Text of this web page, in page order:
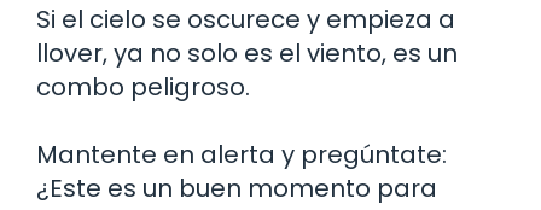
Si el cielo se oscurece y empieza a
llover, ya no solo es el viento, es un
combo peligroso.
Mantente en alerta y pregúntate:
¿Este es un buen momento para